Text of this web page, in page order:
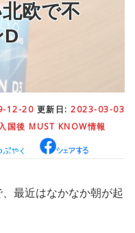
– 旅行
欧で不
D
12-20 更新日: 2023-03-03
国後 MUST KNOW情報
最近はなかなか朝が起